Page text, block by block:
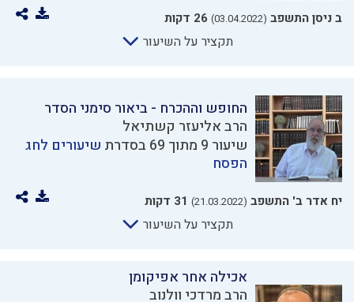
ב ניסן התשפב (03.04.2022) 26 דקות
תקציר על השיעור
החופש וההכרח - ביאור סימני הסדר
הרב אליעזר קשתיאל
שיעור 9 מתוך 69 בסדרת
שיעורים לחג
הפסח
יח אדר ב' התשפב (21.03.2022) 31 דקות
תקציר על השיעור
אכילה אחר אפיקומן
הרב מרדכי וולנוב